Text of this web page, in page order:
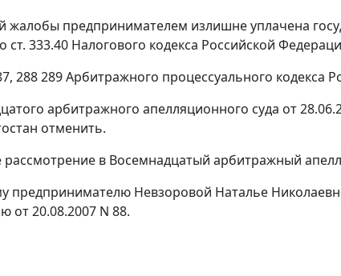
жалобы предпринимателем излишне уплачена
ст. 333.40 Налогового кодекса Российской
, 288289Арбитражного процессуального кодекса
арбитражного апелляционного суда от
отменить.
в Восемнадцатый арбитражный
предпринимателю Невзоровой Наталье
от 20.08.2007 N 88.